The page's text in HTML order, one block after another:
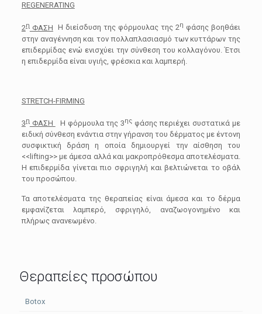
REGENERATING
2ηΦΑΣΗ Η διείσδυση της φόρμουλας της 2η φάσης βοηθάει
στην αναγέννηση και τον πολλαπλασιασμό των κυττάρων της
επιδερμίδας ενώ ενισχύει την σύνθεση του κολλαγόνου. Έτσι
η επιδερμίδα είναι υγιής, φρέσκια και λαμπερή.
STRETCH-FIRMING
3ηΦΑΣΗ Η φόρμουλα της 3ης φάσης περιέχει συστατικά με
ειδική σύνθεση ενάντια στην γήρανση του δέρματος με έντονη
συσφικτική δράση η οποία δημιουργεί την αίσθηση του
<<lifting>> με άμεσα αλλά και μακροπρόθεσμα αποτελέσματα.
Η επιδερμίδα γίνεται πιο σφριγηλή και βελτιώνεται το οβάλ
του προσώπου.
Τα αποτελέσματα της θεραπείας είναι άμεσα και το δέρμα
εμφανίζεται λαμπερό, σφριγηλό, αναζωογονημένο και
πλήρως ανανεωμένο.
Θεραπείες προσώπου
Botox